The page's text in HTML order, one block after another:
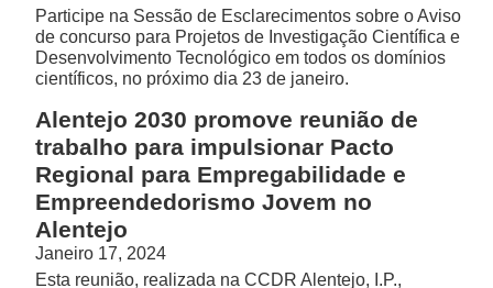
Participe na Sessão de Esclarecimentos sobre o Aviso
de concurso para Projetos de Investigação Científica e
Desenvolvimento Tecnológico em todos os domínios
científicos, no próximo dia 23 de janeiro.
Alentejo 2030 promove reunião de
trabalho para impulsionar Pacto
Regional para Empregabilidade e
Empreendedorismo Jovem no
Alentejo
Janeiro 17, 2024
Esta reunião, realizada na CCDR Alentejo, I.P.,